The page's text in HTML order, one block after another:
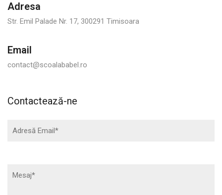
Adresa
Str. Emil Palade Nr. 17, 300291 Timisoara
Email
contact@scoalababel.ro
Contactează-ne